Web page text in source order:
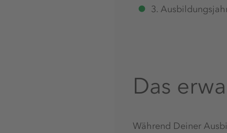
3.
Das
Während Deiner